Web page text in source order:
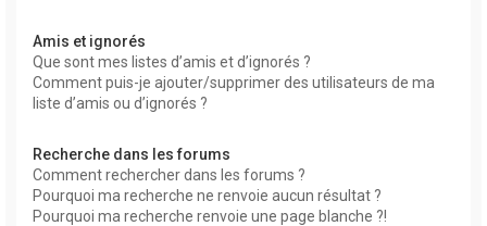
Amis et ignorés
Que sont mes listes d’amis et d’ignorés ?
Comment puis-je ajouter/supprimer des utilisateurs de ma
liste d’amis ou d’ignorés ?
Recherche dans les forums
Comment rechercher dans les forums ?
Pourquoi ma recherche ne renvoie aucun résultat ?
Pourquoi ma recherche renvoie une page blanche ?!